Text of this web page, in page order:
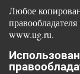
Любое
www.ug.ru.